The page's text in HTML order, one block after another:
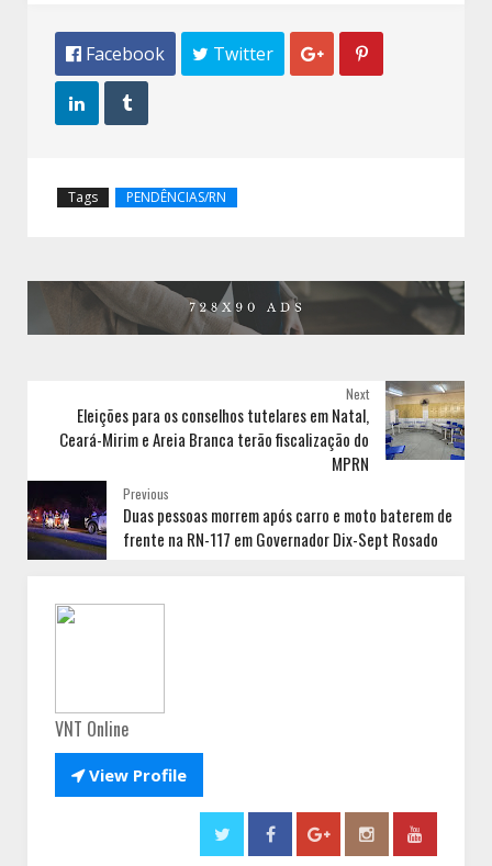
 Facebook  Twitter  
 
Tags PENDÊNCIAS/RN
Next
Eleições para os conselhos tutelares em Natal,
Ceará-Mirim e Areia Branca terão fiscalização do
MPRN
Previous
Duas pessoas morrem após carro e moto baterem de
frente na RN-117 em Governador Dix-Sept Rosado
VNT Online
View Profile